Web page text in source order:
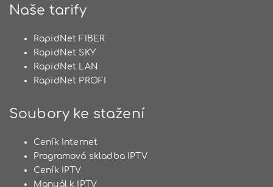
Naše tarify
RapidNet FIBER
RapidNet SKY
RapidNet LAN
RapidNet PROFI
Soubory ke stažení
Ceník Internet
Programová skladba IPTV
Ceník IPTV
Manuál k IPTV